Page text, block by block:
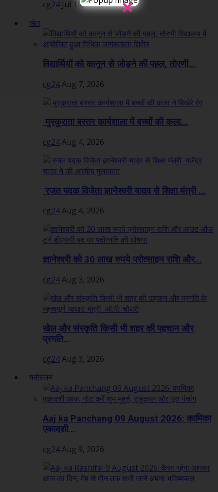
cg24 Jul 18, 2026
खेल
विद्यार्थियों को कानून से जोड़ने की पहल, तोरणी...
cg24Aug 7, 2026
मुस्कुराता बस्तर कार्यशाला में बच्चों की कला...
cg24Aug 4, 2026
रजत पदक विजेता ज्ञानेश्वरी यादव से शिक्षा मंत्री ...
cg24Aug 4, 2026
ज्ञानेश्वरी को 30 लाख रुपये प्रोत्साहन राशि और...
cg24Aug 3, 2026
खेल और संस्कृति किसी भी शहर की पहचान और
प्रगति...
cg24Aug 3, 2026
मनोरंजन
Aaj ka Panchang 09 August 2026: कामिका
एकादशी...
cg24Aug 9, 2026
×